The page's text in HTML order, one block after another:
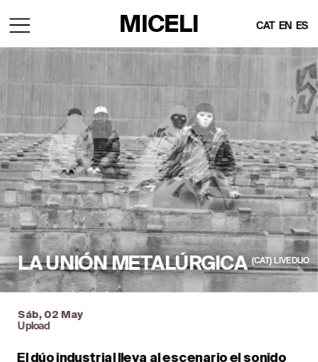
LA UNIÓN METALÚRGICA (CAT)  LIVE DUO
MICELI CAT EN ES
Sáb, 02 May
Upload
El dúo industrial lleva al escenario el sonido